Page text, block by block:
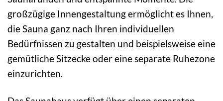
großzügige Innengestaltung ermöglicht es Ihnen,
die Sauna ganz nach Ihren individuellen
Bedürfnissen zu gestalten und beispielsweise eine
gemütliche Sitzecke oder eine separate Ruhezone
einzurichten.